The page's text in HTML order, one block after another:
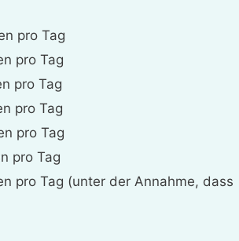
pro Tag
pro Tag
pro Tag
pro Tag
pro Tag
pro Tag
pro Tag (unter der Annahme, dass